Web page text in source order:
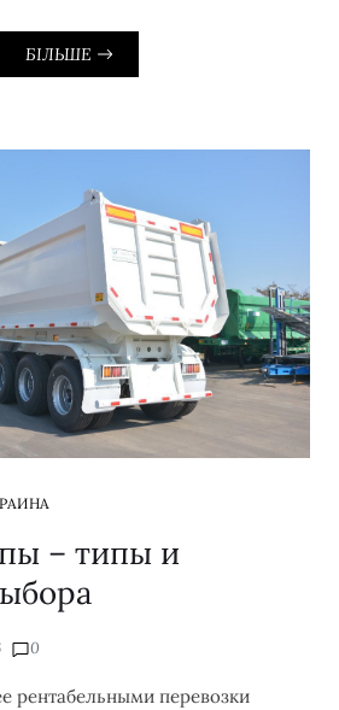
БІЛЬШЕ
– типы и
0
рентабельными перевозки